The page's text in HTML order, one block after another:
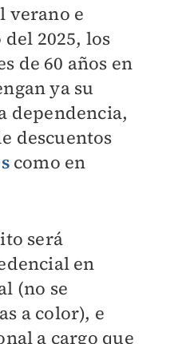
verano e
2025, los
de 60 años en
ya su
dependencia,
descuentos
como en
será
en
(no se
a color), e
a cargo que